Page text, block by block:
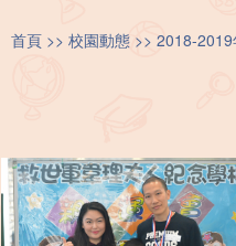
首頁 校園動態 2018-2019